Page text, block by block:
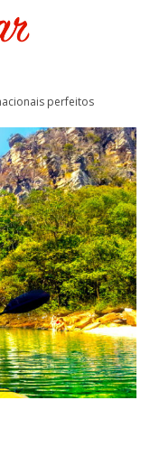
perfeitos